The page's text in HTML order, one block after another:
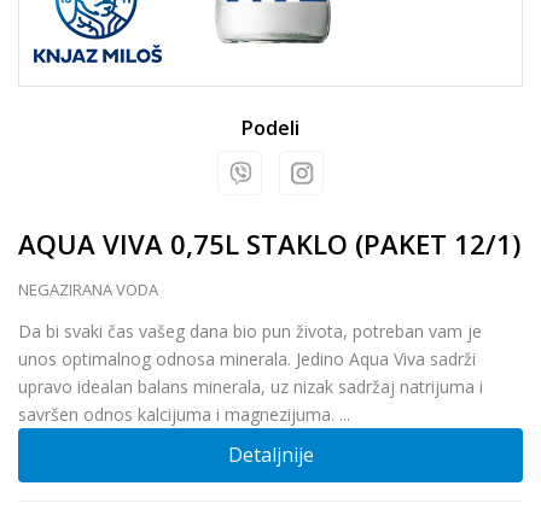
Podeli
AQUA VIVA 0,75L STAKLO (PAKET 12/1)
NEGAZIRANA VODA
Da bi svaki čas vašeg dana bio pun života, potreban vam je
unos optimalnog odnosa minerala. Jedino Aqua Viva sadrži
upravo idealan balans minerala, uz nizak sadržaj natrijuma i
savršen odnos kalcijuma i magnezijuma. ...
Detaljnije